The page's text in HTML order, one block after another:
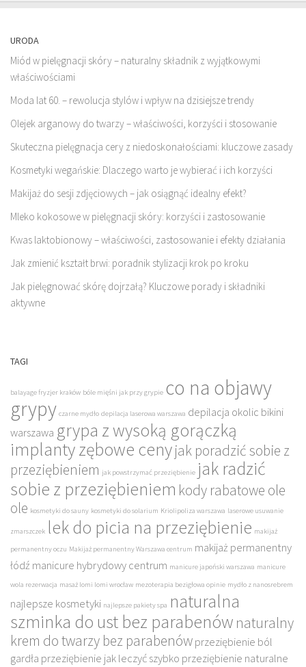
URODA
Miód w pielęgnacji skóry – naturalny składnik z wyjątkowymi
właściwościami
Moda lat 60. – rewolucja stylów i wpływ na dzisiejsze trendy
Olejek arganowy do twarzy – właściwości, korzyści i stosowanie
Skuteczna pielęgnacja cery z niedoskonałościami: kluczowe zasady
Kosmetyki wegańskie: Dlaczego warto je wybierać i ich korzyści
Makijaż do sesji zdjęciowych – jak osiągnąć idealny efekt?
Mleko kokosowe w pielęgnacji skóry: korzyści i zastosowanie
Kwas laktobionowy – właściwości, zastosowanie i efekty działania
Jak zmienić kształt brwi: poradnik stylizacji krok po kroku
Jak pielęgnować skórę dojrzałą? Kluczowe porady i składniki
aktywne
TAGI
balayage fryzjer kraków bóle mięśni jak przy grypie co na objawy
grypy czarne mydło depilacja laserowa warszawa depilacja okolic bikini
warszawa grypa z wysoką gorączką
implanty zębowe cenyjak poradzić sobie z
przeziębieniem jak powstrzymać przeziębienie jak radzić
sobie z przeziębieniem kody rabatowe ole
ole kosmetyki do sauny kosmetyki do solarium Kriolipoliza warszawa laserowe usuwanie
zmarszczek lek do picia na przeziębienie makijaż
permanentny oczu Makijaż permanentny Warszawa centrum makijaż permanentny
łódź manicure hybrydowy centrum manicure japoński warszawa manicure
wola rezerwacja masaż lomi lomi wrocław mezoterapia bezigłowa opinie mydło z nanosrebrem
najlepsze kosmetyki najlepsze pakiety spa naturalna
szminka do ust bez parabenów naturalny
krem do twarzy bez parabenówprzeziębienie ból
gardła przeziębienie jak leczyć szybko przeziębienie naturalne